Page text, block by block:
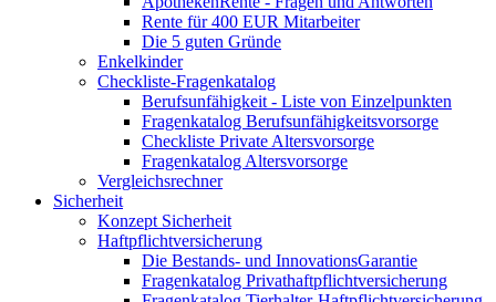
Rente für 400 EUR Mitarbeiter
Die 5 guten Gründe
Enkelkinder
Checkliste-Fragenkatalog
Berufsunfähigkeit - Liste von Einzelpunkten
Fragenkatalog Berufsunfähigkeitsvorsorge
Checkliste Private Altersvorsorge
Fragenkatalog Altersvorsorge
Vergleichsrechner
Sicherheit
Konzept Sicherheit
Haftpflichtversicherung
Die Bestands- und InnovationsGarantie
Fragenkatalog Privathaftpflichtversicherung